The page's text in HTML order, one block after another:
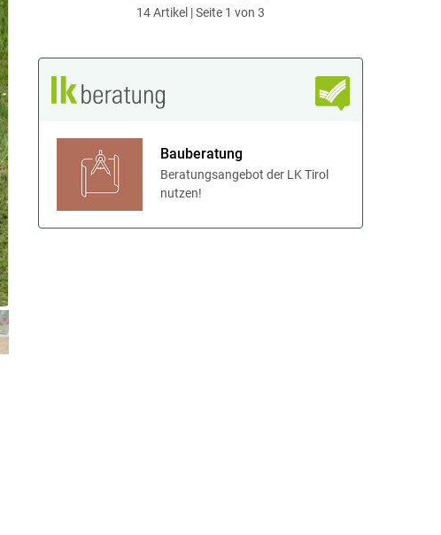
erstenzum
zum
14 Artikel | Seite 1 von 3
Bauberatung
Beratungsangebot der LK Tirol
nutzen!